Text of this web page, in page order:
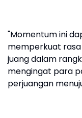
"Momentum ini
memperkuat
juang dalam
mengingat para
perjuangan